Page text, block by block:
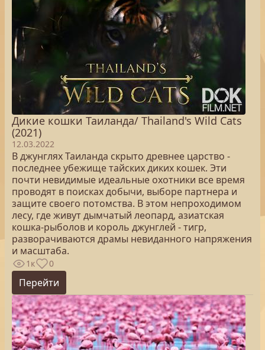
Дикие кошки Таиланда/ Thailand's Wild Cats
(2021)
12.03.2022
В джунглях Таиланда скрыто древнее царство -
последнее убежище тайских диких кошек. Эти
почти невидимые идеальные охотники все время
проводят в поисках добычи, выборе партнера и
защите своего потомства. В этом непроходимом
лесу, где живут дымчатый леопард, азиатская
кошка-рыболов и король джунглей - тигр,
разворачиваются драмы невиданного напряжения
и масштаба.
1к 0
Перейти